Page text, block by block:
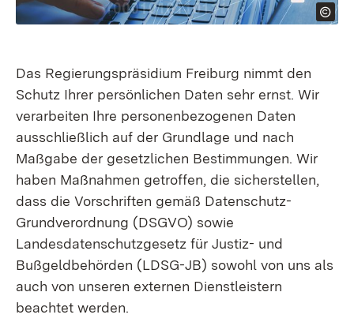
Das Regierungspräsidium Freiburg nimmt den
Schutz Ihrer persönlichen Daten sehr ernst. Wir
verarbeiten Ihre personenbezogenen Daten
ausschließlich auf der Grundlage und nach
Maßgabe der gesetzlichen Bestimmungen. Wir
haben Maßnahmen getroffen, die sicherstellen,
dass die Vorschriften gemäß Datenschutz-
Grundverordnung (DSGVO) sowie
Landesdatenschutzgesetz für Justiz- und
Bußgeldbehörden (LDSG-JB) sowohl von uns als
auch von unseren externen Dienstleistern
beachtet werden.